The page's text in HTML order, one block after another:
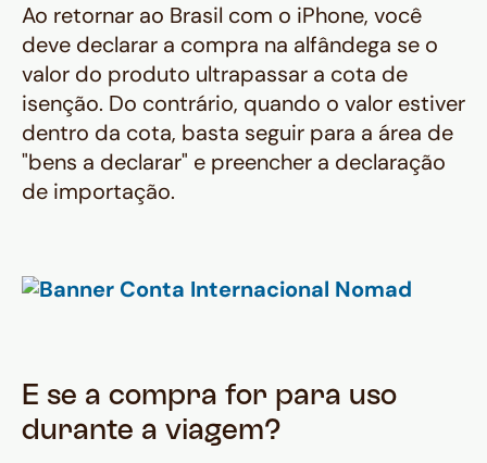
Ao retornar ao Brasil com o iPhone, você
deve declarar a compra na alfândega se o
valor do produto ultrapassar a cota de
isenção. Do contrário, quando o valor estiver
dentro da cota, basta seguir para a área de
"bens a declarar" e preencher a declaração
de importação.
E se a compra for para uso
durante a viagem?